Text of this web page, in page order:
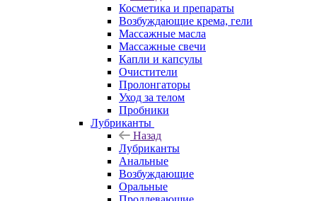
Косметика и препараты
Возбуждающие крема, гели
Массажные масла
Массажные свечи
Капли и капсулы
Очистители
Пролонгаторы
Уход за телом
Пробники
Лубриканты
Назад
Лубриканты
Анальные
Возбуждающие
Оральные